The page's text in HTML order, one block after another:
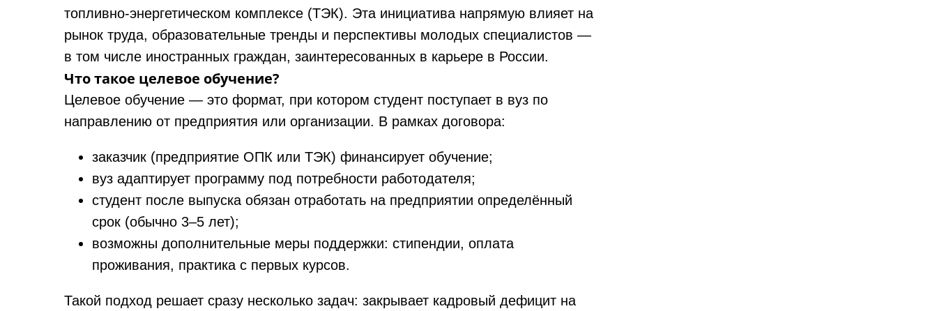
топливно‑энергетическом комплексе (ТЭК). Эта инициатива напрямую влияет на
рынок труда, образовательные тренды и перспективы молодых специалистов —
в том числе иностранных граждан, заинтересованных в карьере в России.
Что такое целевое обучение?
Целевое обучение — это формат, при котором студент поступает в вуз по
направлению от предприятия или организации. В рамках договора:
заказчик (предприятие ОПК или ТЭК) финансирует обучение;
вуз адаптирует программу под потребности работодателя;
студент после выпуска обязан отработать на предприятии определённый
срок (обычно 3–5 лет);
возможны дополнительные меры поддержки: стипендии, оплата
проживания, практика с первых курсов.
Такой подход решает сразу несколько задач: закрывает кадровый дефицит на